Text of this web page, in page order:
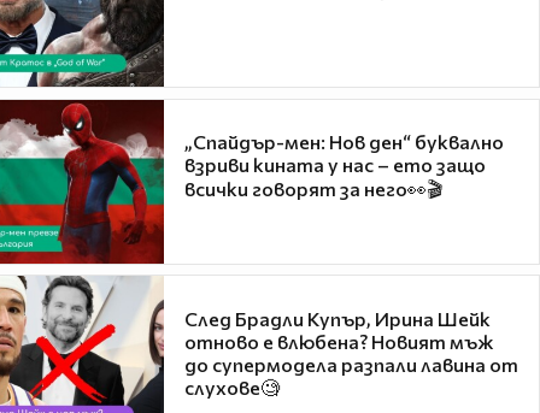
„Спайдър-мен: Нов ден“ буквално
взриви кината у нас – ето защо
всички говорят за него👀🎬
След Брадли Купър, Ирина Шейк
отново е влюбена? Новият мъж
до супермодела разпали лавина от
слухове🧐